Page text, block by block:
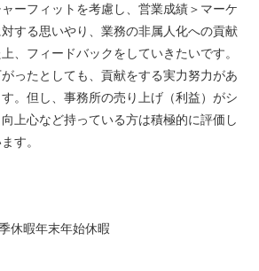
ーフィットを考慮し、営業成績＞マーケ
する思いやり、業務の非属人化への貢献
、フィードバックをしていきたいです。
ったとしても、貢献をする実力努力があ
。但し、事務所の売り上げ（利益）がシ
上心など持っている方は積極的に評価し
す。
休暇年末年始休暇